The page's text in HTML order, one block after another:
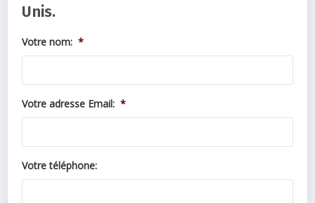
Unis.
Votre nom: *
Votre adresse Email: *
Votre téléphone: